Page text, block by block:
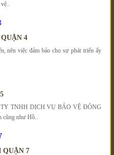
4
nên việc đảm bảo cho sự phát triển ấy
TY TNHH DỊCH VỤ BẢO VỆ ĐÔNG
cũng như Hồ..
QUẬN 7